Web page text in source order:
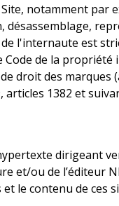
notamment par
désassemblage,
l'internaute est
de la
droit des marques
1382 et
dirigeant
et/ou de l’éditeur
le contenu de ces